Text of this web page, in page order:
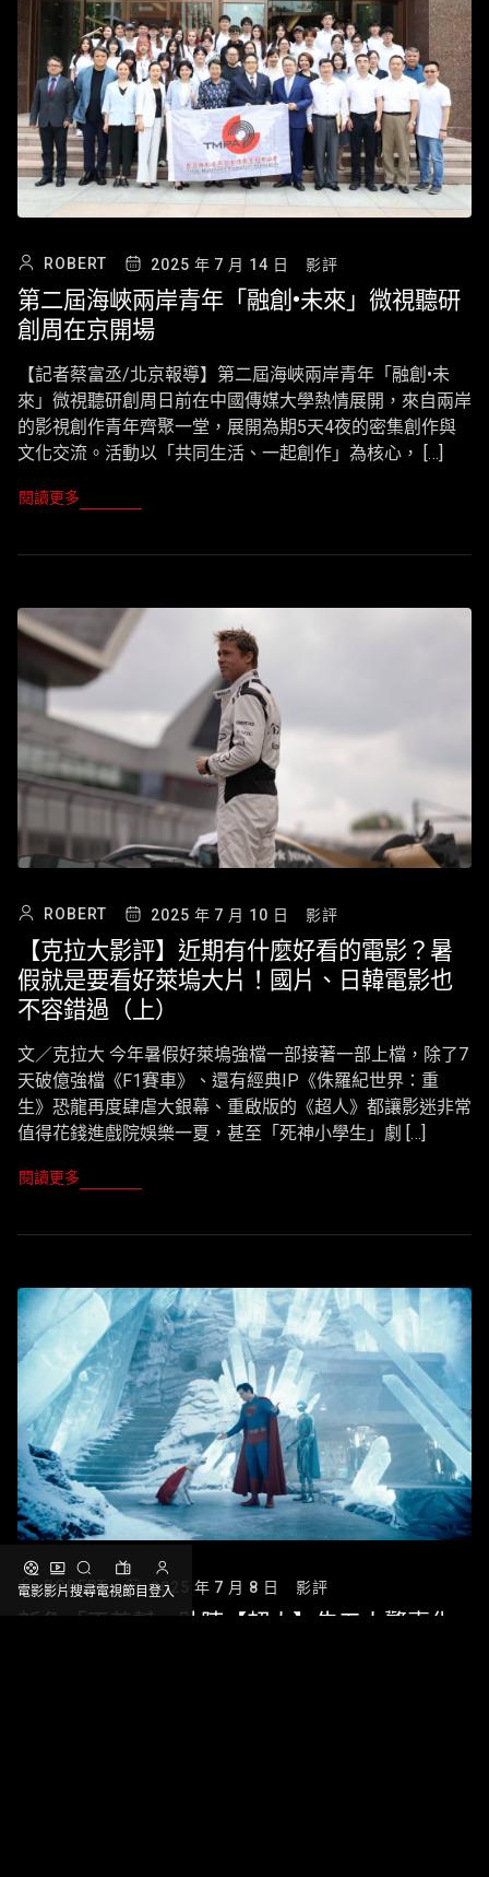
ROBERT 2025 年 7 月 14 日 影評
第二屆海峽兩岸青年「融創•未來」微視聽研
創周在京開場
【記者蔡富丞/北京報導】第二屆海峽兩岸青年「融創•未
來」微視聽研創周日前在中國傳媒大學熱情展開，來自兩岸
的影視創作青年齊聚一堂，展開為期5天4夜的密集創作與
文化交流。活動以「共同生活、一起創作」為核心， […]
閱讀更多
ROBERT 2025 年 7 月 10 日 影評
【克拉大影評】近期有什麼好看的電影？暑
假就是要看好萊塢大片！國片、日韓電影也
不容錯過（上）
文／克拉大 今年暑假好萊塢強檔一部接著一部上檔，除了7
天破億強檔《F1賽車》、還有經典IP《侏羅紀世界：重
生》恐龍再度肆虐大銀幕、重啟版的《超人》都讓影迷非常
值得花錢進戲院娛樂一夏，甚至「死神小學生」劇 […]
閱讀更多
ROBERT 2025 年 7 月 8 日 影評
新角「正義幫」助陣【超人】告五人驚喜化
電影影片搜尋電視節目 登入